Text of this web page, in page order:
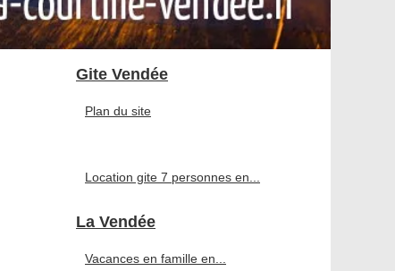
Gite Vendée
Plan du site
Location gite 7 personnes en...
La Vendée
Vacances en famille en...